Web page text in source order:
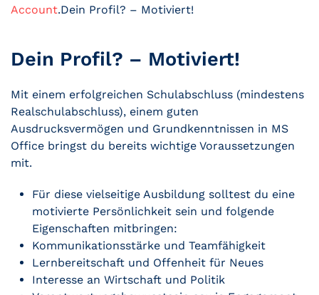
Account.Dein Profil? – Motiviert!
Dein Profil? – Motiviert!
Mit einem erfolgreichen Schulabschluss (mindestens
Realschulabschluss), einem guten
Ausdrucksvermögen und Grundkenntnissen in MS
Office bringst du bereits wichtige Voraussetzungen
mit.
Für diese vielseitige Ausbildung solltest du eine
motivierte Persönlichkeit sein und folgende
Eigenschaften mitbringen:
Kommunikationsstärke und Teamfähigkeit
Lernbereitschaft und Offenheit für Neues
Interesse an Wirtschaft und Politik